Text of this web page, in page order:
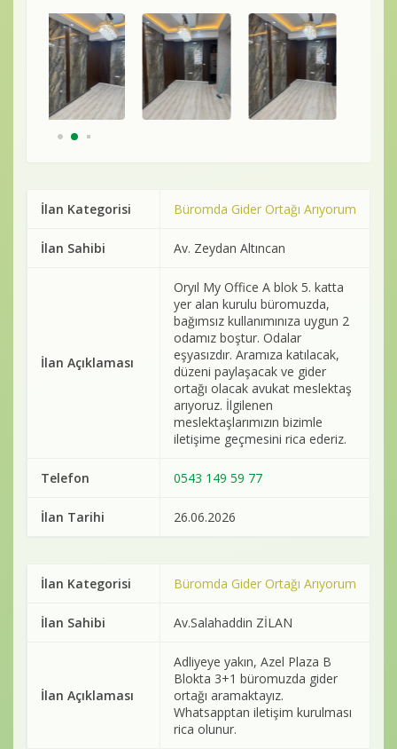
İlan Kategorisi Büromda Gider Ortağı Arıyorum
İlan Sahibi Av. Zeydan Altıncan
İlan Açıklaması
Oryıl My Office A blok 5. katta
yer alan kurulu büromuzda,
bağımsız kullanımınıza uygun 2
odamız boştur. Odalar
eşyasızdır. Aramıza katılacak,
düzeni paylaşacak ve gider
ortağı olacak avukat meslektaş
arıyoruz. İlgilenen
meslektaşlarımızın bizimle
iletişime geçmesini rica ederiz.
Telefon 0543 149 59 77
İlan Tarihi 26.06.2026
İlan Kategorisi Büromda Gider Ortağı Arıyorum
İlan Sahibi Av.Salahaddin ZİLAN
İlan Açıklaması
Adliyeye yakın, Azel Plaza B
Blokta 3+1 büromuzda gider
ortağı aramaktayız.
Whatsapptan iletişim kurulması
rica olunur.